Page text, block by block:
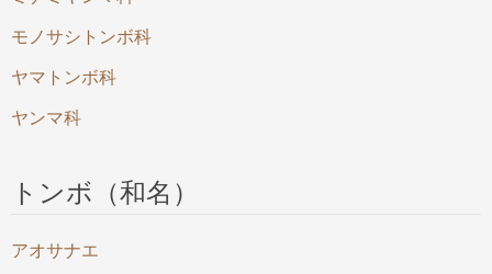
モノサシトンボ科
ヤマトンボ科
ヤンマ科
トンボ（和名）
アオサナエ